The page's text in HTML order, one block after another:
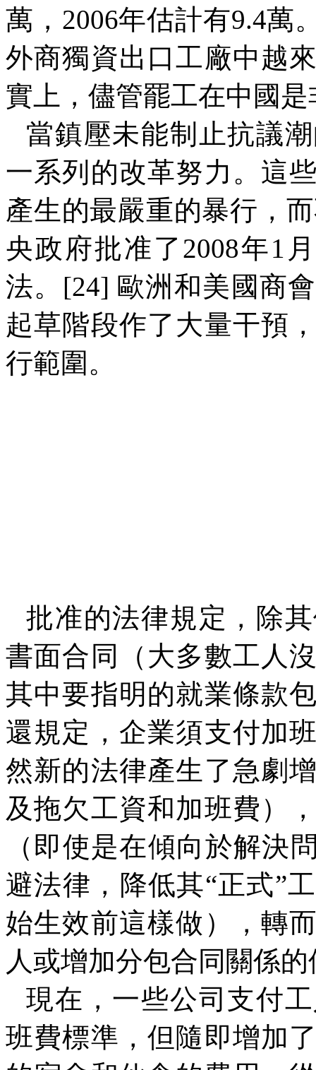
萬， 2006年估計有9.4萬
外商獨資出口工廠中越
實上，儘管罷工在中國
當鎮壓未能制止抗議
一系列的改革努力。這
產生的最嚴重的暴行，
央政府批准了 2008年1
法。 [24] 歐洲和美國商
起草階段作了大量干預
行範圍。
批准的法律規定，除
書面合同（大多數工人
其中要指明的就業條款
還規定，企業須支付加
然新的法律產生了急劇
及拖欠工資和加班費）
（即使是在傾向於解決
避法律，降低其“正式”
始生效前這樣做），轉
人或增加分包合同關係
現在，一些公司支付
班費標準，但隨即增加